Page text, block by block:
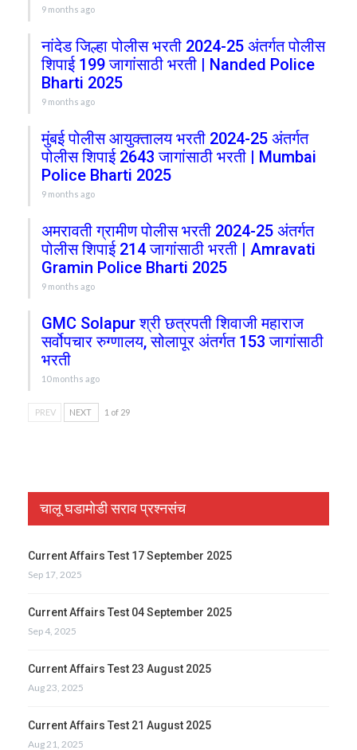
9 months ago
नांदेड जिल्हा पोलीस भरती 2024-25 अंतर्गत पोलीस
शिपाई 199 जागांसाठी भरती | Nanded Police
Bharti 2025
9 months ago
मुंबई पोलीस आयुक्तालय भरती 2024-25 अंतर्गत
पोलीस शिपाई 2643 जागांसाठी भरती | Mumbai
Police Bharti 2025
9 months ago
अमरावती ग्रामीण पोलीस भरती 2024-25 अंतर्गत
पोलीस शिपाई 214 जागांसाठी भरती | Amravati
Gramin Police Bharti 2025
9 months ago
GMC Solapur श्री छत्रपती शिवाजी महाराज
सर्वोपचार रुग्णालय, सोलापूर अंतर्गत 153 जागांसाठी
भरती
10 months ago
PREV NEXT 1 of 29
चालू घडामोडी सराव प्रश्नसंच
Current Affairs Test 17 September 2025
Sep 17, 2025
Current Affairs Test 04 September 2025
Sep 4, 2025
Current Affairs Test 23 August 2025
Aug 23, 2025
Current Affairs Test 21 August 2025
Aug 21, 2025